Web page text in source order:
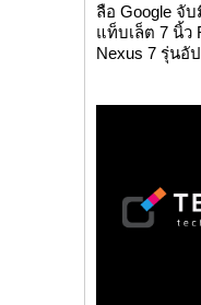
ลือ Google จั
แท็บเล็ต 7 นิ้ว
Nexus 7 รุ่นอั